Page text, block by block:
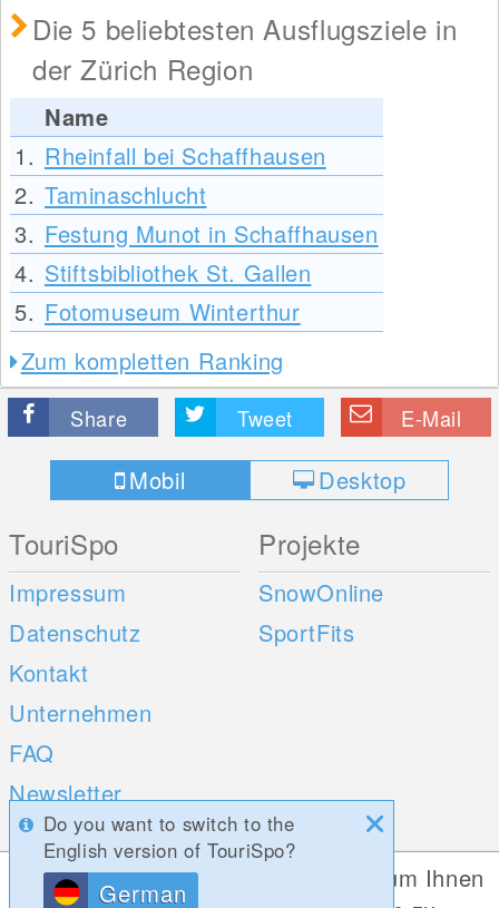
Die 5 beliebtesten Ausflugsziele in
der Zürich Region
Name
1. Rheinfall bei Schaffhausen
2. Taminaschlucht
3. Festung Munot in Schaffhausen
4. Stiftsbibliothek St. Gallen
5. Fotomuseum Winterthur
Zum kompletten Ranking
Share Tweet E-Mail
Mobil Desktop
TouriSpo
Impressum
Datenschutz
Kontakt
Unternehmen
FAQ
Newsletter
Umfragen
Projekte
SnowOnline
SportFits
Mobile Apps Social Web
Do you want to switch to the
English version of TouriSpo?
German
Diese Website verwendet Cookies, um Ihnen